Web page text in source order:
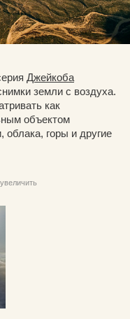
Джейкоба
земли с воздуха.
как
объектом
облака, горы и другие